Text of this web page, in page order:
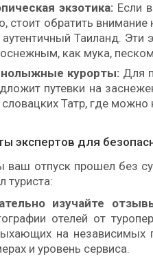
экзотика:Если
стоит обратить
аутентичный Таиланд. Эти
как мука,
курорты:Для
путевки на
словацких Татр, где
экспертов для
ваш отпуск прошел без
туриста:
изучайте
отелей от
на независимых
и уровень сервиса.